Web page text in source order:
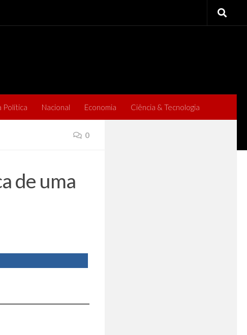
Política Nacional Economia Ciência & Tecnologia
0
de uma